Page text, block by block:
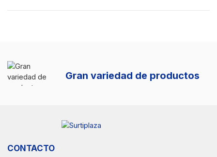
Gran variedad de productos
CONTACTO